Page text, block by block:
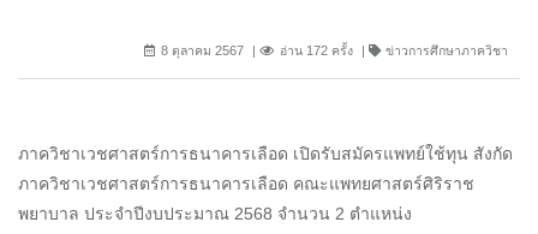
8 ตุลาคม 2567 อ่าน 172 ครั้ง ข่าวการศึกษาภาควิชา
ภาควิชาเวชศาสตร์การธนาคารเลือด เปิดรับสมัครแพทย์ใช้ทุน สังกัด
ภาควิชาเวชศาสตร์การธนาคารเลือด คณะแพทยศาสตร์ศิริราช
พยาบาล ประจำปีงบประมาณ 2568 จำนวน 2 ตำแหน่ง